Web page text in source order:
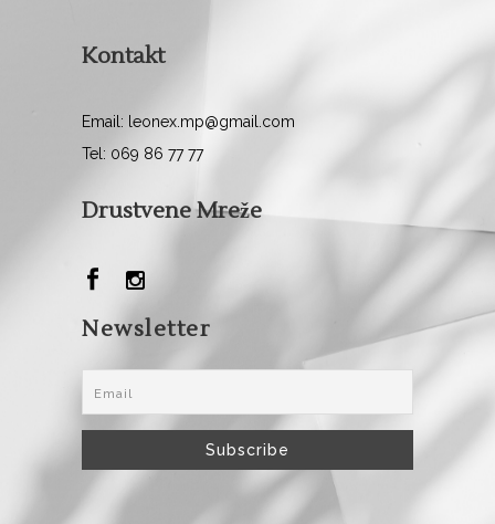
Kontakt
Email: leonex.mp@gmail.com
Tel: 069 86 77 77
Drustvene Mreže
Newsletter